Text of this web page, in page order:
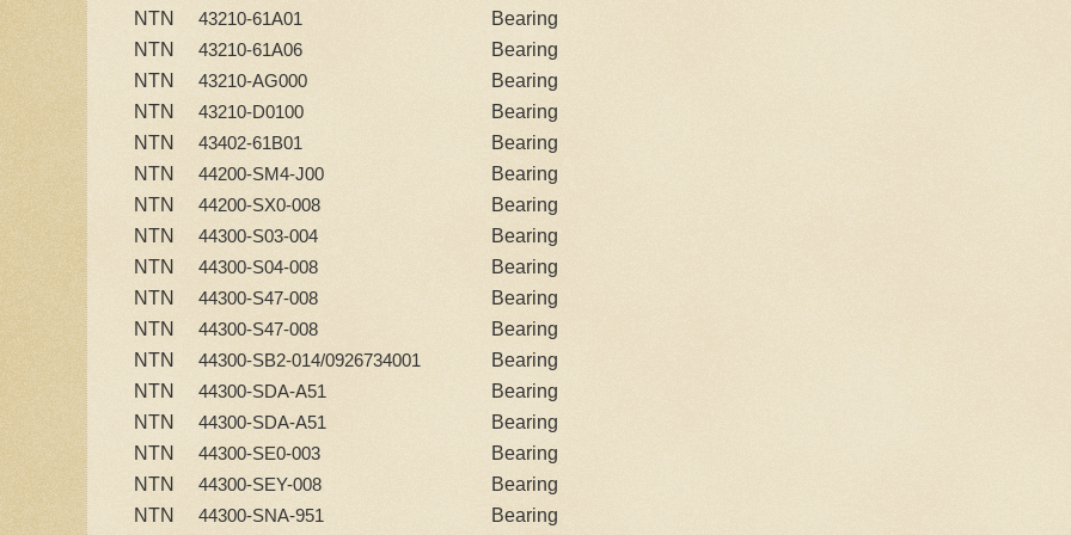
NTN 43210-61A01
Bearing
NTN
43210-61A06
Bearing
NTN
43210-AG000
Bearing
NTN
43210-D0100
Bearing
NTN
43402-61B01
Bearing
NTN
44200-SM4-J00
Bearing
NTN
44200-SX0-008
Bearing
NTN
44300-S03-004
Bearing
NTN
44300-S04-008
Bearing
NTN
44300-S47-008
Bearing
NTN
44300-S47-008
Bearing
NTN
44300-SB2-014/0926734001
Bearing
NTN
44300-SDA-A51
Bearing
NTN
44300-SDA-A51
Bearing
NTN
44300-SE0-003
Bearing
NTN
44300-SEY-008
Bearing
NTN
44300-SNA-951 Bearing